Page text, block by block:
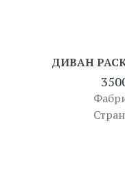
ДИВАН